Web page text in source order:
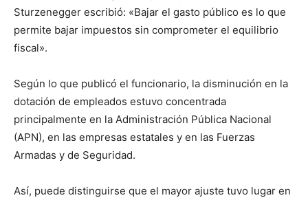
Sturzenegger escribió: «Bajar el gasto público es lo que
permite bajar impuestos sin comprometer el equilibrio
fiscal».
Según lo que publicó el funcionario, la disminución en la
dotación de empleados estuvo concentrada
principalmente en la Administración Pública Nacional
(APN), en las empresas estatales y en las Fuerzas
Armadas y de Seguridad.
Así, puede distinguirse que el mayor ajuste tuvo lugar en